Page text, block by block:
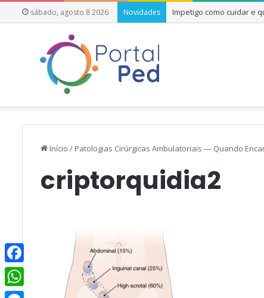
sábado, agosto 8 2026 Novidades Impetigo como cuidar e
Início / Patologias Cirúrgicas Ambulatoriais — Quando
criptorquidia2
Facebook
WhatsApp